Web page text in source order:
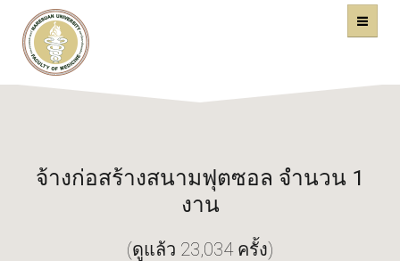
คณะแพทยศาสตร์
จ้างก่อสร้างสนามฟุตซอล จำนวน 1
งาน
(ดูแล้ว 23,034 ครั้ง)